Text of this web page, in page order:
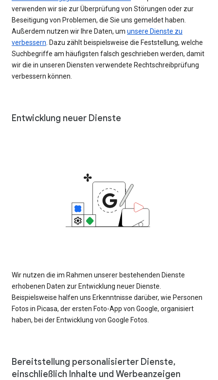
verwenden wir sie zur Überprüfung von Störungen oder zur
Beseitigung von Problemen, die Sie uns gemeldet haben.
Außerdem nutzen wir Ihre Daten, um unsere Dienste zu
verbessern . Dazu zählt beispielsweise die Feststellung, welche
Suchbegriffe am häufigsten falsch geschrieben werden, damit
wir die in unseren Diensten verwendete Rechtschreibprüfung
verbessern können.
Entwicklung neuer Dienste
Wir nutzen die im Rahmen unserer bestehenden Dienste
erhobenen Daten zur Entwicklung neuer Dienste.
Beispielsweise halfen uns Erkenntnisse darüber, wie Personen
Fotos in Picasa, der ersten Foto-App von Google, organisiert
haben, bei der Entwicklung von Google Fotos.
Bereitstellung personalisierter Dienste,
einschließlich Inhalte und Werbeanzeigen